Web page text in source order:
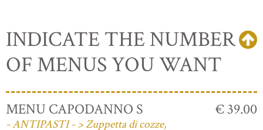
INDICATE THE NUMBER
OF MENUS YOU WANT
MENU CAPODANNO S
- ANTIPASTI - > Zuppetta di cozze,
€ 39.00